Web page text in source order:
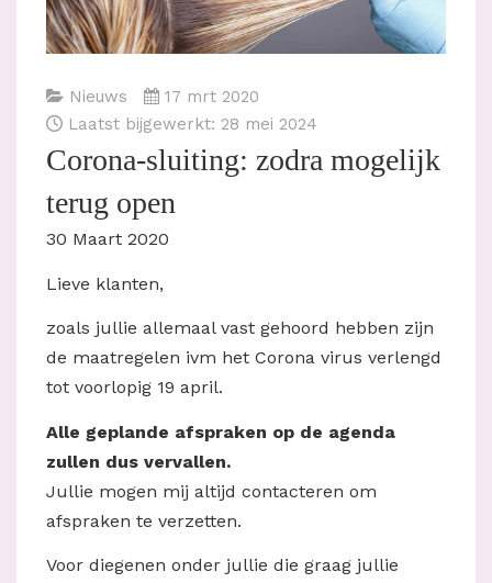
Nieuws
17 mrt 2020
Laatst bijgewerkt: 28 mei 2024
Corona-sluiting: zodra mogelijk
terug open
30 Maart 2020
Lieve klanten,
zoals jullie allemaal vast gehoord hebben zijn
de maatregelen ivm het Corona virus verlengd
tot voorlopig 19 april.
Alle geplande afspraken op de agenda
zullen dus vervallen.
Jullie mogen mij altijd contacteren om
afspraken te verzetten.
Voor diegenen onder jullie die graag jullie